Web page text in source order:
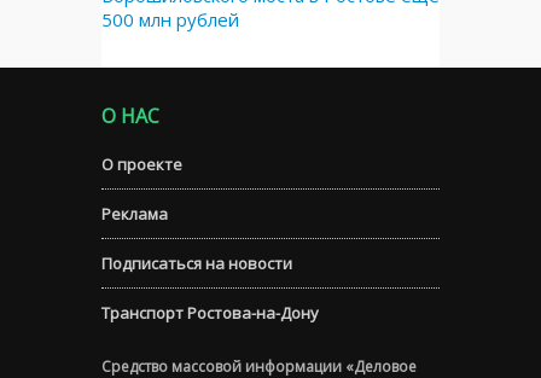
500 млн рублей
О НАС
О проекте
Реклама
Подписаться на новости
Транспорт Ростова-на-Дону
Средство массовой информации «Деловое